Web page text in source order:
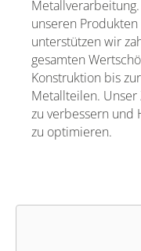
unseren
unterstützen wir
gesamten
Konstruktion bis
Metallteilen.
zu verbessern und
zu optimieren.